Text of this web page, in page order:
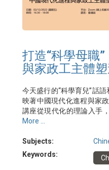
打造“科學母職
與家政工主體
今天盛行的“科學育兒”話
映著中國現代化進程與家
講座從現代化的理論入手
點，展現國家和市場如何
日期：2022年11月18日
講者：蘇熠慧博士
More ...
Subjects:
Keywords: